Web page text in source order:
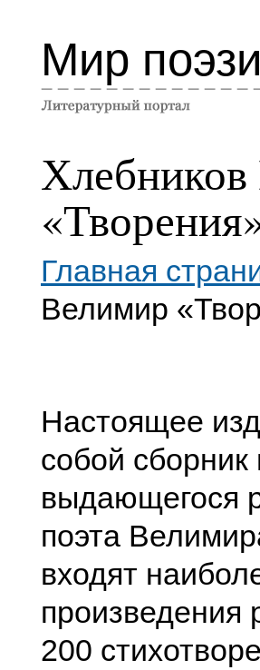
Мир
Главная
Велимир
Настоящее
собой
выдающегося
поэта
входят
произведения
200